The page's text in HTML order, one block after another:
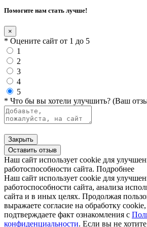
Помогите нам стать лучше!
×
* Оцените сайт от 1 до 5
1
2
3
4
5
* Что бы вы хотели улучшить? (Ваш
Закрыть
Оставить отзыв
Наш сайт использует cookie для
работоспособности сайта. Подробнее
Наш сайт использует cookie для
работоспособности сайта, анализа
сайта и в иных целях. Продолжая
выражаете согласие на обработку
подтверждаете факт ознакомления с
конфиденциальности. Если вы не